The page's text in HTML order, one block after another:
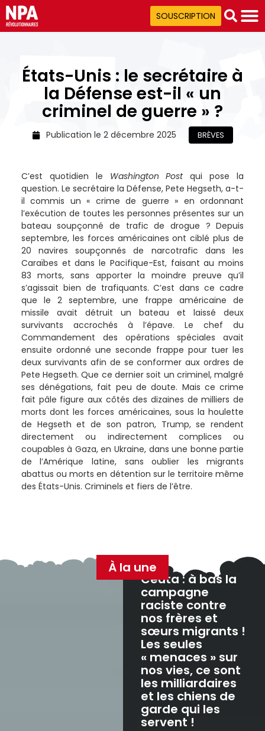
SOUSCRIPTION
États-Unis : le secrétaire à
la Défense est-il « un
criminel de guerre » ?
Publication le 2 décembre 2025 BRÈVES
C’est quotidien le Washington Postqui pose la
question. Le secrétaire la Défense, Pete Hegseth, a-t-
il commis un « crime de guerre » en ordonnant
l’exécution de toutes les personnes présentes sur un
bateau soupçonné de trafic de drogue ? Depuis
septembre, les forces américaines ont ciblé plus de
20 navires soupçonnés de narcotrafic dans les
Caraïbes et dans le Pacifique-Est, faisant au moins
83 morts, sans apporter la moindre preuve qu’il
s’agissait bien de trafiquants. C’est dans ce cadre
que le 2 septembre, une frappe américaine de
missile avait détruit un bateau et laissé deux
survivants accrochés à l’épave. Le chef du
Commandement des opérations spéciales avait
ensuite ordonné une seconde frappe pour tuer les
deux survivants afin de se conformer aux ordres de
Pete Hegseth. Que ce dernier soit un criminel, malgré
ses dénégations, fait peu de doute. Mais ce crime
fait pâle figure aux côtés des dizaines de milliers de
morts dont les forces américaines, sous la houlette
de Hegseth et de son patron, Trump, se rendent
directement ou indirectement complices ou
coupables à Gaza, en Ukraine, dans une bonne partie
de l’Amérique latine, sans oublier les migrants
abattus ou morts en détention sur le territoire même
des États-Unis. Criminels et fiers de l’être.
À la une
Ceuta : à bas la
campagne
raciste contre
nos frères et
sœurs migrants !
Les seules
« menaces » sur
nos vies, ce sont
les milliardaires
et les chiens de
garde qui les
servent !